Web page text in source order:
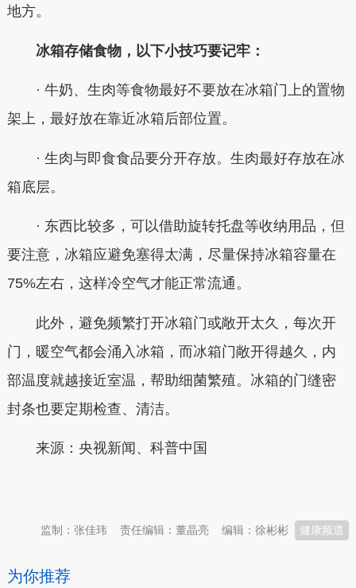
地方。
冰箱存储食物，以下小技巧要记牢：
· 牛奶、生肉等食物最好不要放在冰箱门上的置物
架上，最好放在靠近冰箱后部位置。
· 生肉与即食食品要分开存放。生肉最好存放在冰
箱底层。
· 东西比较多， 可以借助旋转托盘等收纳用品 ，但
要注意，冰箱应避免塞得太满，尽量保持冰箱容量在
75%左右，这样冷空气才能正常流通。
此外， 避免频繁打开冰箱门或敞开太久 ，每次开
门，暖空气都会涌入冰箱，而冰箱门敞开得越久，内
部温度就越接近室温，帮助细菌繁殖。 冰箱的门缝密
封条也要定期检查、清洁。
来源：央视新闻、科普中国
健康频道
编辑：徐彬彬
责任编辑：董晶亮
监制：张佳玮
为你推荐